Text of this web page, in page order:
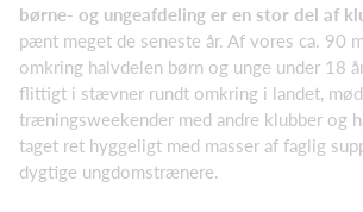
børne- og ungeafdeling er en stor del af
pænt meget de seneste år. Af vores ca. 90
omkring halvdelen børn og unge under 18
flittigt i stævner rundt omkring i landet,
træningsweekender med andre klubber og
taget ret hyggeligt med masser af faglig
dygtige ungdomstrænere.